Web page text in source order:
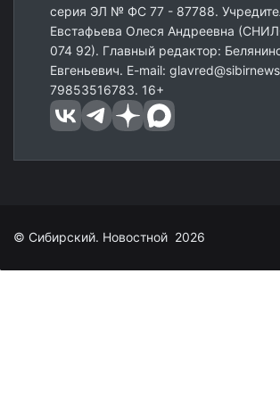
серия ЭЛ № ФС 77 - 87788.
Евстафьева Олеся Андреевна
074 92). Главный редактор:
Евгеньевич. E-mail:
79853516783. 16+
© Сибирский. Новостной 2026